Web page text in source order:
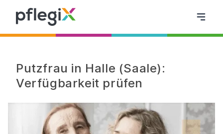
Putzfrau in Halle (Saale):
Verfügbarkeit prüfen